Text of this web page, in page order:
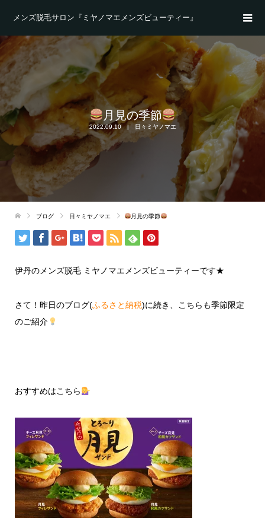
メンズ脱毛サロン『ミヤノマエメンズビューティー』
月見の季節
2022.09.10 日々ミヤノマエ
ブログ 日々ミヤノマエ 月見の季節
伊丹のメンズ脱毛 ミヤノマエメンズビューティーです★
さて！昨日のブログ(ふるさと納税)に続き、こちらも季節限定
のご紹介
おすすめはこちら